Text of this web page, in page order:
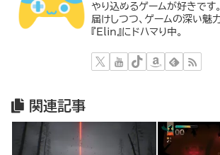
やり込めるゲームが好きです
届けしつつ、ゲームの深い魅
『Elin』にドハマり中。
関連記事